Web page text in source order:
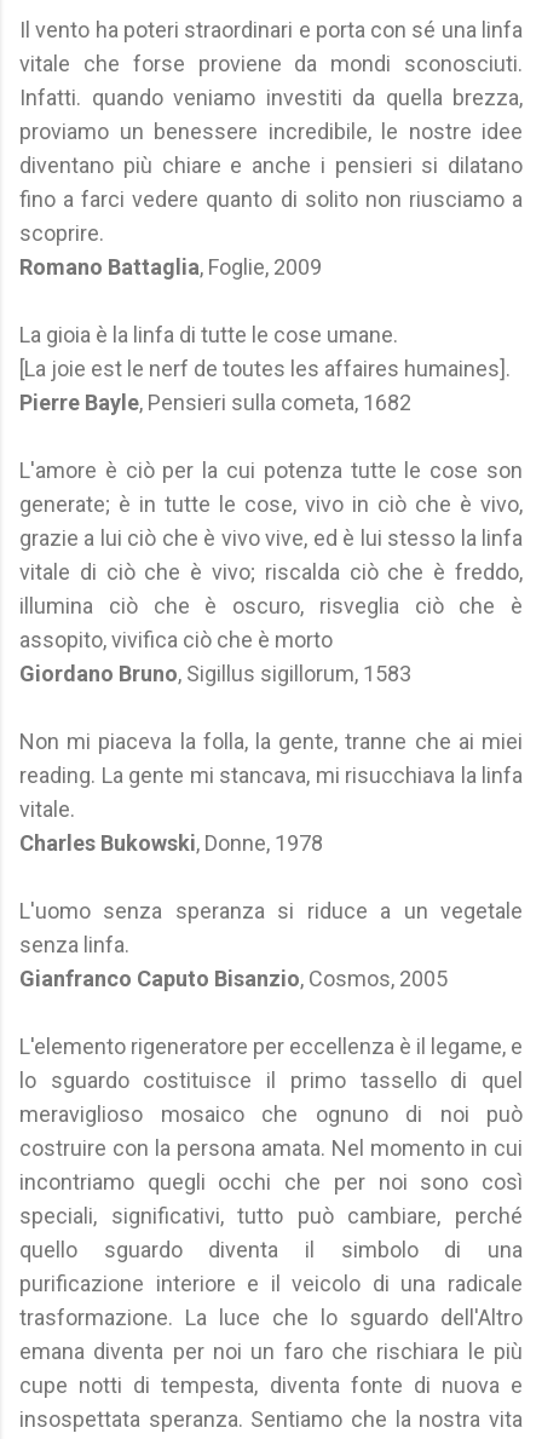
Il vento ha poteri straordinari e porta con sé una linfa
vitale che forse proviene da mondi sconosciuti.
Infatti. quando veniamo investiti da quella brezza,
proviamo un benessere incredibile, le nostre idee
diventano più chiare e anche i pensieri si dilatano
fino a farci vedere quanto di solito non riusciamo a
scoprire.
Romano Battaglia, Foglie, 2009
La gioia è la linfa di tutte le cose umane.
[La joie est le nerf de toutes les affaires humaines].
Pierre Bayle, Pensieri sulla cometa, 1682
L'amore è ciò per la cui potenza tutte le cose son
generate; è in tutte le cose, vivo in ciò che è vivo,
grazie a lui ciò che è vivo vive, ed è lui stesso la linfa
vitale di ciò che è vivo; riscalda ciò che è freddo,
illumina ciò che è oscuro, risveglia ciò che è
assopito, vivifica ciò che è morto
Giordano Bruno, Sigillus sigillorum, 1583
Non mi piaceva la folla, la gente, tranne che ai miei
reading. La gente mi stancava, mi risucchiava la linfa
vitale.
Charles Bukowski, Donne, 1978
L'uomo senza speranza si riduce a un vegetale
senza linfa.
Gianfranco Caputo Bisanzio, Cosmos, 2005
L'elemento rigeneratore per eccellenza è il legame, e
lo sguardo costituisce il primo tassello di quel
meraviglioso mosaico che ognuno di noi può
costruire con la persona amata. Nel momento in cui
incontriamo quegli occhi che per noi sono così
speciali, significativi, tutto può cambiare, perché
quello sguardo diventa il simbolo di una
purificazione interiore e il veicolo di una radicale
trasformazione. La luce che lo sguardo dell'Altro
emana diventa per noi un faro che rischiara le più
cupe notti di tempesta, diventa fonte di nuova e
insospettata speranza. Sentiamo che la nostra vita